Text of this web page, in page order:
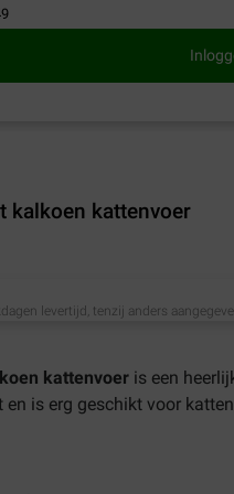
kalkoen kattenvoer
levertijd, tenzij anders
kattenvoer is een
is erg geschikt voor